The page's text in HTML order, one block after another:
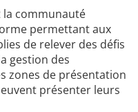
la communauté
permettant aux
de relever des défis
gestion des
zones de présentation
présenter leurs